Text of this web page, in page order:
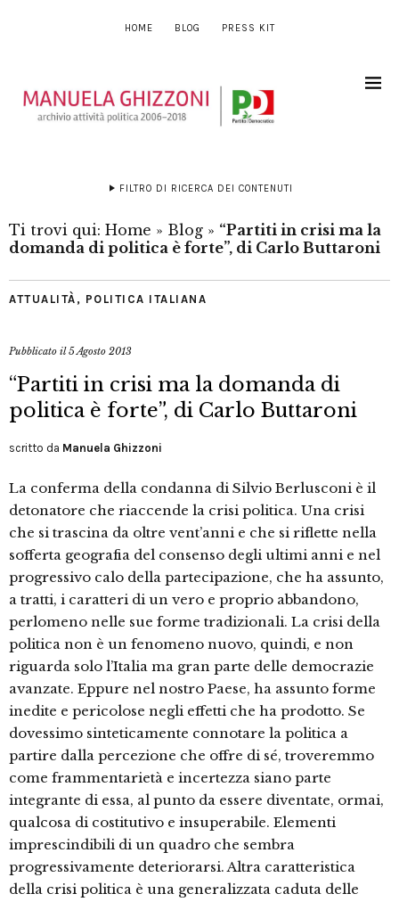
HOME BLOG PRESS KIT
FILTRO DI RICERCA DEI CONTENUTI
Ti trovi qui: Home » Blog » “Partiti in crisi ma la
domanda di politica è forte”, di Carlo Buttaroni
ATTUALITÀ , POLITICA ITALIANA
Pubblicato il5 Agosto 2013
“Partiti in crisi ma la domanda di
politica è forte”, di Carlo Buttaroni
scritto da Manuela Ghizzoni
La conferma della condanna di Silvio Berlusconi è il
detonatore che riaccende la crisi politica. Una crisi
che si trascina da oltre vent’anni e che si riflette nella
sofferta geografia del consenso degli ultimi anni e nel
progressivo calo della partecipazione, che ha assunto,
a tratti, i caratteri di un vero e proprio abbandono,
perlomeno nelle sue forme tradizionali. La crisi della
politica non è un fenomeno nuovo, quindi, e non
riguarda solo l’Italia ma gran parte delle democrazie
avanzate. Eppure nel nostro Paese, ha assunto forme
inedite e pericolose negli effetti che ha prodotto. Se
dovessimo sinteticamente connotare la politica a
partire dalla percezione che offre di sé, troveremmo
come frammentarietà e incertezza siano parte
integrante di essa, al punto da essere diventate, ormai,
qualcosa di costitutivo e insuperabile. Elementi
imprescindibili di un quadro che sembra
progressivamente deteriorarsi. Altra caratteristica
della crisi politica è una generalizzata caduta delle